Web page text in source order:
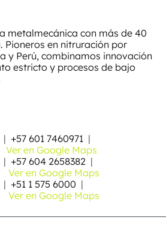
metalmecánica con más de 40
Pioneros en nitruración por
y Perú, combinamos innovación
estricto y procesos de bajo
| +57 601 7460971 |
Ver en Google Maps
| +57 604 2658382 |
Ver en Google Maps
| +51 1 575 6000 |
Ver en Google Maps